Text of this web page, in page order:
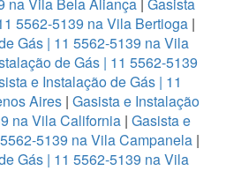
na Vila Bela Aliança| Gasista
5562-5139 na Vila Bertioga |
Gás | 11 5562-5139 na Vila
de Gás | 11 5562-5139
e Instalação de Gás | 11
Aires| Gasista e Instalação
na Vila California | Gasista e
5139 na Vila Campanela |
Gás | 11 5562-5139 na Vila